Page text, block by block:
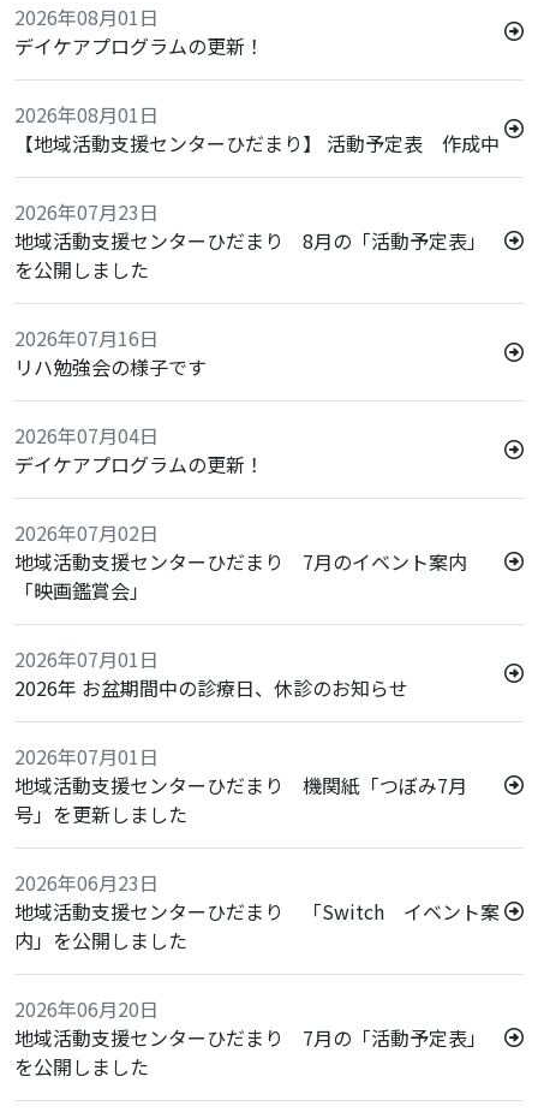
2026年08月01日
デイケアプログラムの更新！
2026年08月01日
【地域活動支援センターひだまり】 活動予定表 作成中
2026年07月23日
地域活動支援センターひだまり 8月の「活動予定表」
を公開しました
2026年07月16日
リハ勉強会の様子です
2026年07月04日
デイケアプログラムの更新！
2026年07月02日
地域活動支援センターひだまり 7月のイベント案内
「映画鑑賞会」
2026年07月01日
2026年 お盆期間中の診療日、休診のお知らせ
2026年07月01日
地域活動支援センターひだまり 機関紙「つぼみ7月
号」を更新しました
2026年06月23日
地域活動支援センターひだまり 「Switch イベント案
内」を公開しました
2026年06月20日
地域活動支援センターひだまり 7月の「活動予定表」
を公開しました